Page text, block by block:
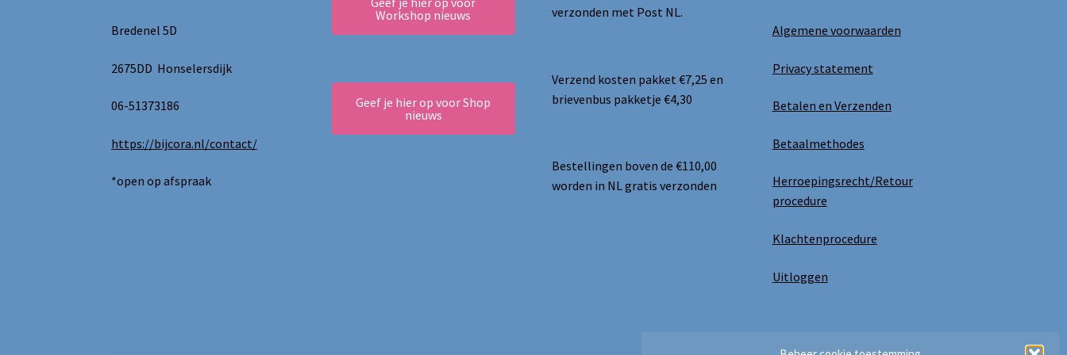
Bredenel 5D
2675DD Honselersdijk
06-51373186
https://bijcora.nl/contact/
*open op afspraak
Workshop nieuws
Geef je hier op voor Shop
nieuws
verzonden met Post NL.
Verzend kosten pakket €7,25 en
brievenbus pakketje €4,30
Bestellingen boven de €110,00
worden in NL gratis verzonden
Algemene voorwaarden
Privacy statement
Betalen en Verzenden
Betaalmethodes
Herroepingsrecht/Retour
procedure
Klachtenprocedure
Uitloggen